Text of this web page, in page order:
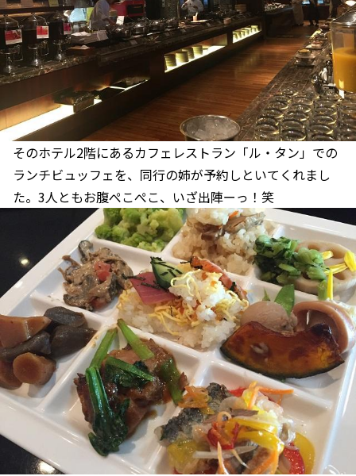
そのホテル2階にあるカフェレストラン「ル・タン」での
ランチビュッフェを、同行の姉が予約しといてくれまし
た。3人ともお腹ぺこぺこ、いざ出陣ーっ！笑